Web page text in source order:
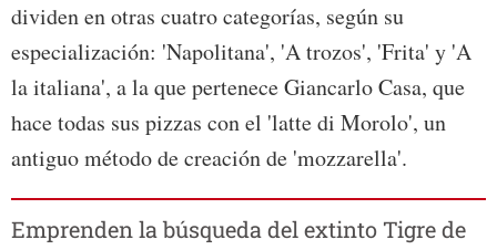
dividen en otras cuatro categorías, según su
especialización: 'Napolitana', 'A trozos', 'Frita' y 'A
la italiana', a la que pertenece Giancarlo Casa, que
hace todas sus pizzas con el 'latte di Morolo', un
antiguo método de creación de 'mozzarella'.
Emprenden la búsqueda del extinto Tigre de